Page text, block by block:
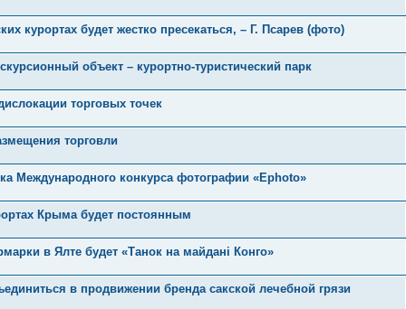
курортах будет жестко пресекаться, – Г. Псарев (фото)
объект – курортно-туристический парк
торговых точек
торговли
Международного конкурса фотографии «Ephoto»
Крыма будет постоянным
в Ялте будет «Танок на майдані Конго»
в продвижении бренда сакской лечебной грязи